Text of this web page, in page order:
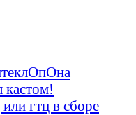
гтц в сборе